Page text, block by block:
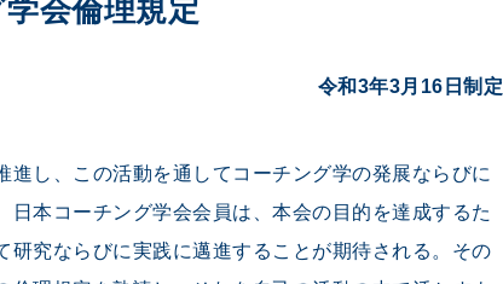
会倫理規定
令和3年3月16日制定
し、この活動を通してコーチング学の発展ならびに
本コーチング学会会員は、本会の目的を達成するた
究ならびに実践に邁進することが期待される。その